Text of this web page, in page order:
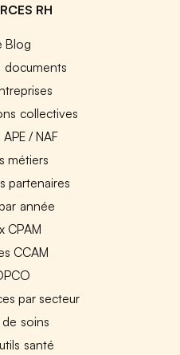
RH
Blog
documents
collectives
/ NAF
métiers
partenaires
année
CPAM
CCAM
par secteur
de soins
santé